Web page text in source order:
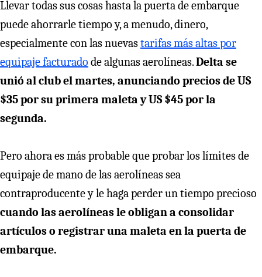
Llevar todas sus cosas hasta la puerta de embarque
puede ahorrarle tiempo y, a menudo, dinero,
especialmente con las nuevastarifas más altas por
equipaje facturado de algunas aerolíneas.Delta se
unió al club el martes, anunciando precios de US
$35 por su primera maleta y US $45 por la
segunda.
Pero ahora es más probable que probar los límites de
equipaje de mano de las aerolíneas sea
contraproducente y le haga perder un tiempo precioso
cuando las aerolíneas le obligan a consolidar
artículos o registrar una maleta en la puerta de
embarque.